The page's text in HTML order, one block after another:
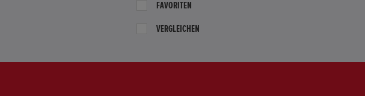
FAVORITEN
VERGLEICHEN